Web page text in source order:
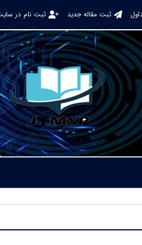
ثبت مقاله جدید ثبت نام در